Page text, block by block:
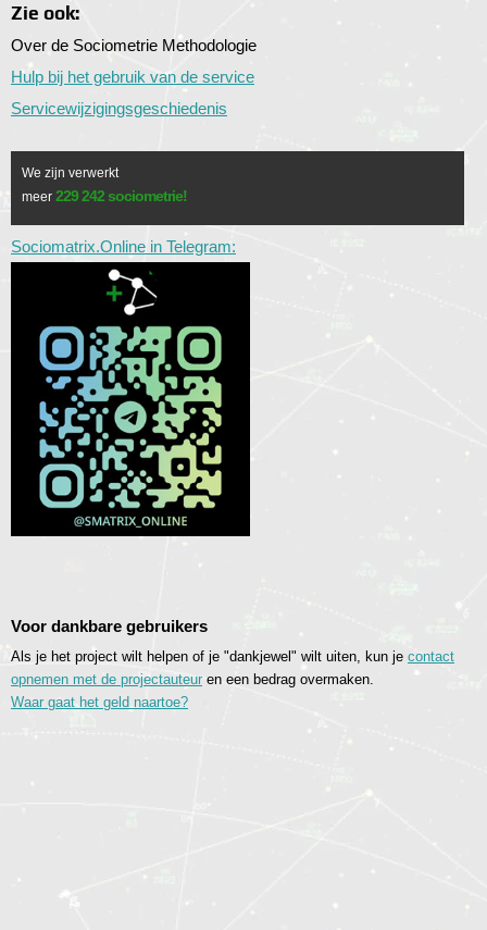
Zie ook:
Over de Sociometrie Methodologie
Hulp bij het gebruik van de service
Servicewijzigingsgeschiedenis
We zijn verwerkt
meer 229 242 sociometrie!
Sociomatrix.Online in Telegram:
Voor dankbare gebruikers
Als je het project wilt helpen of je "dankjewel" wilt uiten, kun je contact
opnemen met de projectauteur en een bedrag overmaken.
Waar gaat het geld naartoe?